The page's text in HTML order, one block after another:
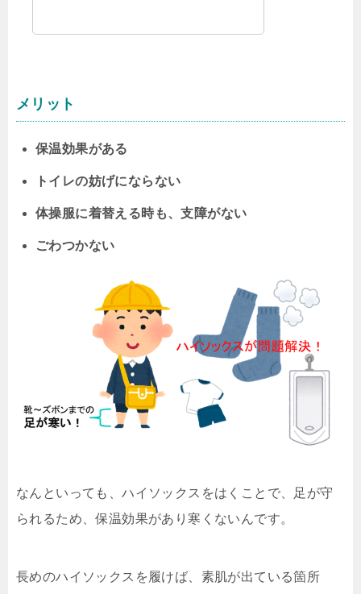
メリット
保温効果がある
トイレの妨げにならない
体操服に着替える時も、支障がない
ごわつかない
なんといっても、ハイソックスをはくことで、足が守
られるため、保温効果があり寒くないんです。
長めのハイソックスを履けば、素肌が出ている箇所